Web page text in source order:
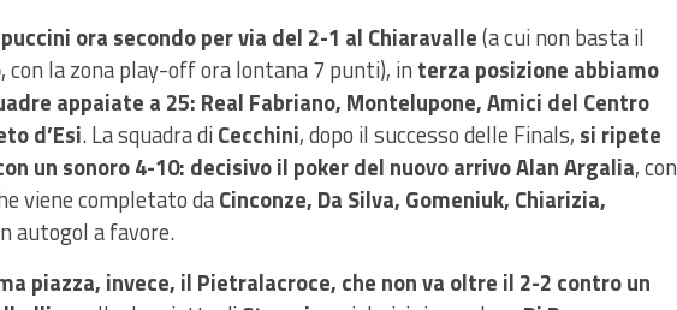
ora secondo per via del 2-1 al Chiaravalle(a cui non basta il
, con la zona play-off ora lontana 7 punti), in terza posizione abbiamo
appaiate a 25: Real Fabriano, Montelupone, Amici del Centro
d’Esi. La squadra diCecchini, dopo il successo delle Finals, si ripete
un sonoro 4-10: decisivo il poker del nuovo arrivo Alan Argalia, con
viene completato daCinconze, Da Silva, Gomeniuk, Chiarizia,
autogol a favore.
piazza, invece, il Pietralacroce, che non va oltre il 2-2 contro un